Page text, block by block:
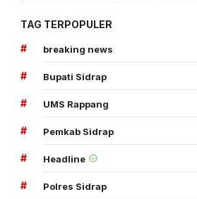
TAG TERPOPULER
#
breaking news
# Bupati Sidrap
# UMS Rappang
# Pemkab Sidrap
# Headline
# Polres Sidrap